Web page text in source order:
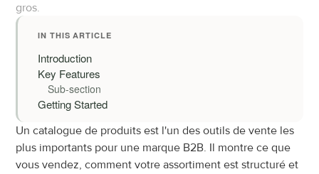
gros.
IN THIS ARTICLE
Introduction
Key Features
Sub-section
Getting Started
Un catalogue de produits est l'un des outils de vente les
plus importants pour une marque B2B. Il montre ce que
vous vendez, comment votre assortiment est structuré et